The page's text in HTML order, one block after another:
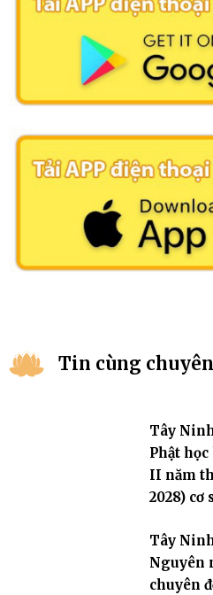
Tin cùng
Tây
Phật
II năm
2028) cơ
Tây
Nguyên
chuyên